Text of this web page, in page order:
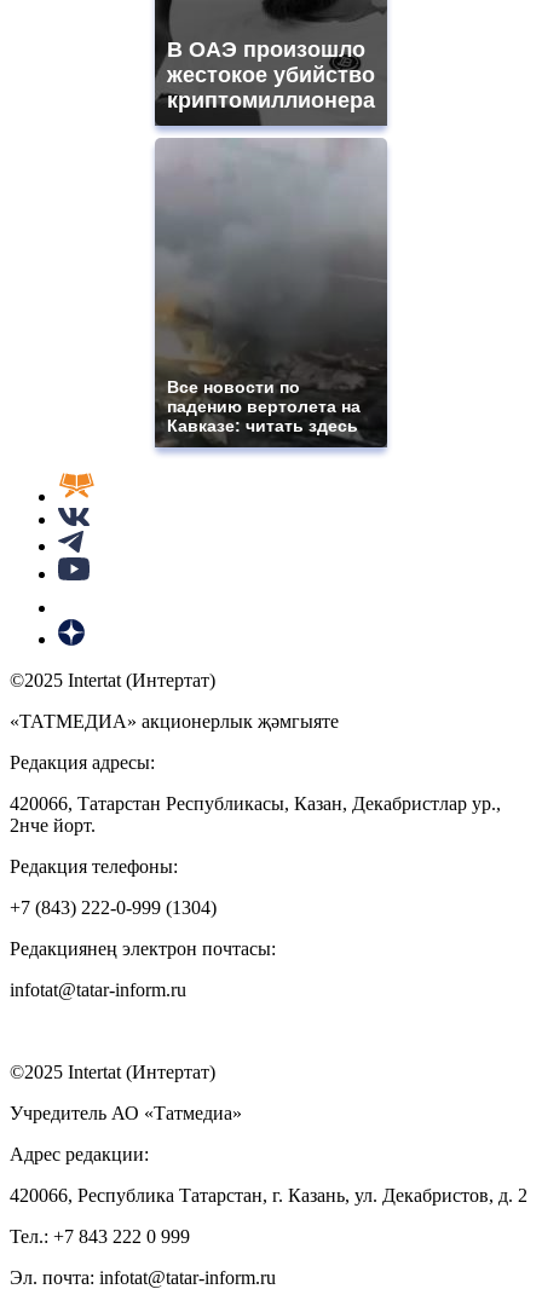
В ОАЭ произошло
жестокое убийство
криптомиллионера
Все новости по
падению вертолета на
Кавказе: читать здесь
©2025 Intertat (Интертат)
«ТАТМЕДИА» акционерлык җәмгыяте
Редакция адресы:
420066, Татарстан Республикасы, Казан, Декабристлар ур.,
2нче йорт.
Редакция телефоны:
+7 (843) 222-0-999 (1304)
Редакциянең электрон почтасы:
infotat@tatar-inform.ru
©2025 Intertat (Интертат)
Учредитель АО «Татмедиа»
Адрес редакции:
420066, Республика Татарстан, г. Казань, ул. Декабристов, д. 2
Тел.: +7 843 222 0 999
Эл. почта: infotat@tatar-inform.ru